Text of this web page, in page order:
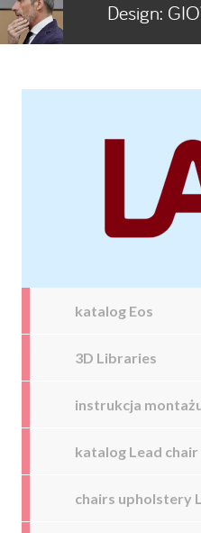
Design:
katalog Eos
3D Libraries
instrukcja
katalog Lead chair
chairs upholstery